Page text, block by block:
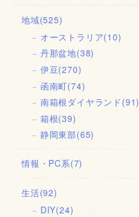
地域(525)
オーストラリア(10)
丹那盆地(38)
伊豆(270)
函南町(74)
南箱根ダイヤランド (91)
箱根(39)
静岡東部(65)
情報・PC系(7)
生活(92)
DIY(24)